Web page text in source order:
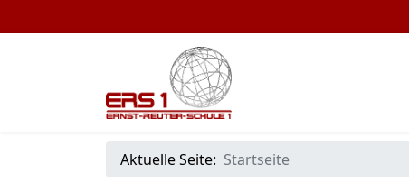
Aktuelle Seite: Startseite